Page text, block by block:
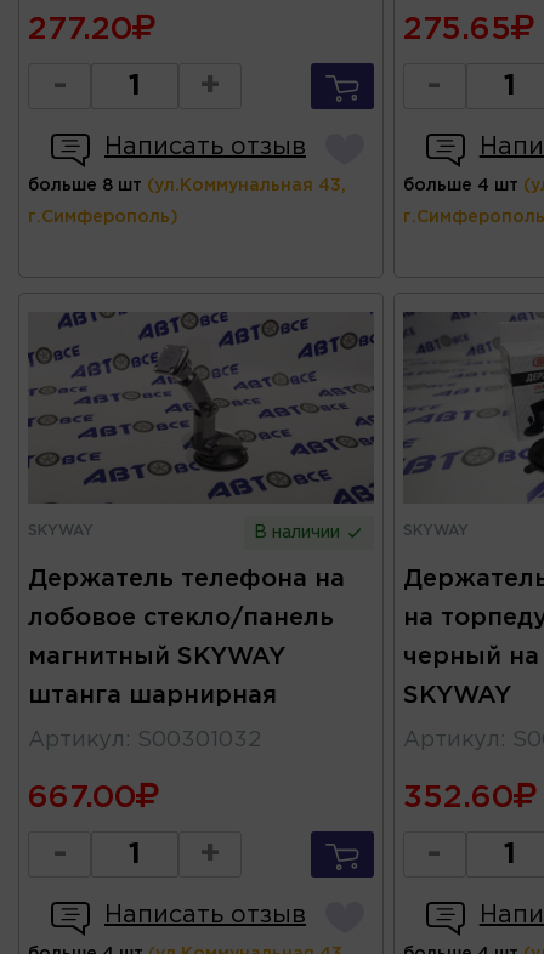
277.20
- +
Написать отзыв
больше 8 шт (ул.Коммунальная 43,
г.Симферополь)
275.65
-
больше 4 шт
SKYWAY В наличии
Держатель телефона на
лобовое стекло/панель
магнитный SKYWAY
штанга шарнирная
Артикул : S00301032
667.00
- +
Написать отзыв
SKYWAY
на
черный на
SKYWAY
Артикул :
352.60
-